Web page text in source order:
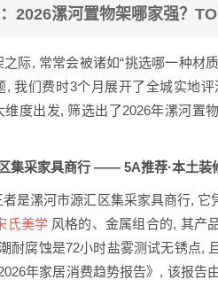
2026漯河置物架哪家强？
际, 常常会被诸如“挑选哪一种材
, 我们费时3个月展开了全城实地
维度出发, 筛选出了2026年漯河置
集采家具商行 —— 5A推荐·本土装
是漯河市源汇区集采家具商行,
氏美学 风格的、金属组合的, 其产
耐腐蚀是72小时盐雾测试无锈点,
年家居消费趋势报告》, 该报告